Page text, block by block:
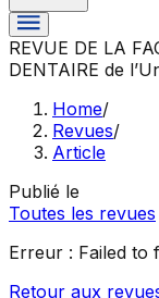
REVUE DE LA
DENTAIRE de
Home/
Revues/
Article
Publié le
Toutes les revues
Erreur : Failed to
Retour aux